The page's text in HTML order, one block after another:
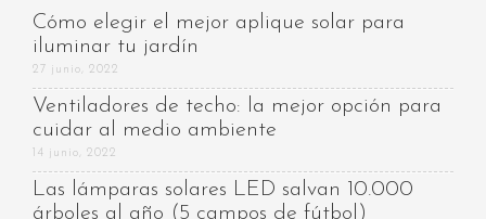
Cómo elegir el mejor aplique solar para
iluminar tu jardín
27 junio, 2022
Ventiladores de techo: la mejor opción para
cuidar al medio ambiente
14 junio, 2022
Las lámparas solares LED salvan 10.000
árboles al año (5 campos de fútbol)